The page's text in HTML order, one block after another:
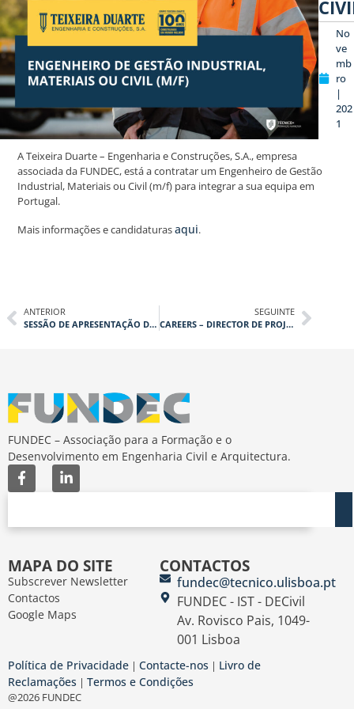
No
ve
mb
ro
|
202
1
A Teixeira Duarte – Engenharia e Construções, S.A., empresa
associada da FUNDEC, está a contratar um Engenheiro de Gestão
Industrial, Materiais ou Civil (m/f) para integrar a sua equipa em
Portugal.
Mais informações e candidaturasaqui.
ANTERIOR
SESSÃO DE APRESENTAÇÃO DO LIVRO “TECNOLOGIA DE FUNDAÇÕES E CONTENÇÕES”
SEGUINTE
CAREERS – DIRECTOR DE PROJECTO
FUNDEC – Associação para a Formação e o
Desenvolvimento em Engenharia Civil e Arquitectura.
MAPA DO SITE
Subscrever Newsletter
Contactos
Google Maps
CONTACTOS
fundec@tecnico.ulisboa.pt
FUNDEC - IST - DECivil
Av. Rovisco Pais, 1049-
001 Lisboa
Política de Privacidade | Contacte-nos | Livro de
Reclamações | Termos e Condições
@2026 FUNDEC